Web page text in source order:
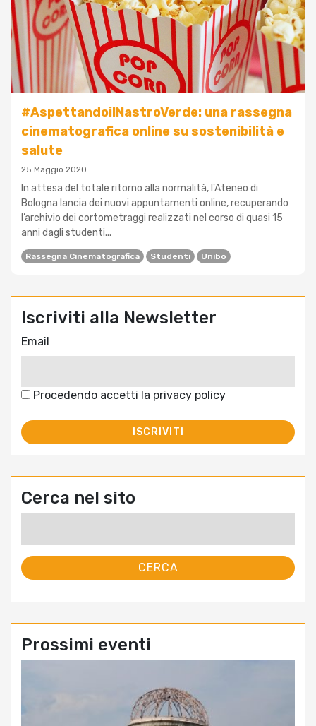
#AspettandoilNastroVerde: una rassegna
cinematografica online su sostenibilità e
salute
25 Maggio 2020
In attesa del totale ritorno alla normalità, l'Ateneo di
Bologna lancia dei nuovi appuntamenti online, recuperando
l’archivio dei cortometraggi realizzati nel corso di quasi 15
anni dagli studenti...
Rassegna Cinematografica Studenti Unibo
Iscriviti alla Newsletter
Email
Procedendo accetti la privacy policy
Cerca nel sito
Prossimi eventi